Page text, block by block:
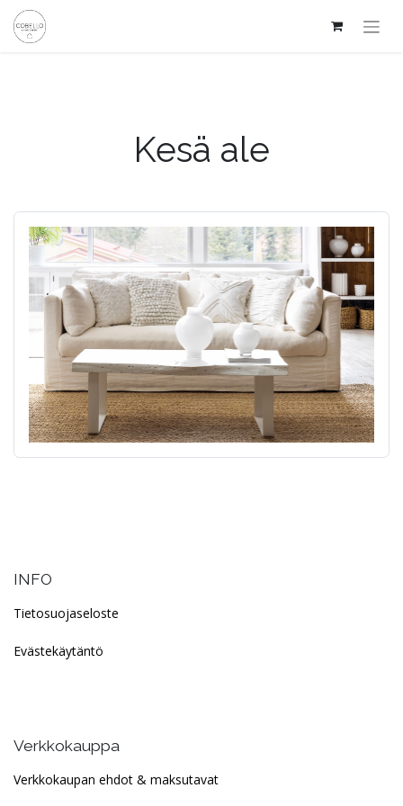
Kesä ale
INFO
Tietosuojaseloste
Evästekäytäntö
Verkkokauppa
Verkkokaupan ehdot & maksutavat